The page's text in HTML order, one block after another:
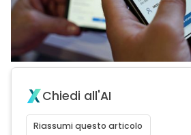
Chiedi all'AI
Riassumi questo articolo